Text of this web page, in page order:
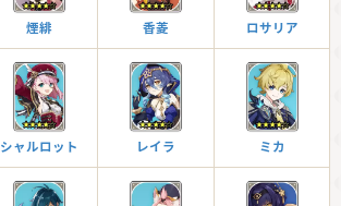
煙緋 香菱 ロサリア
シャルロット レイラ ミカ